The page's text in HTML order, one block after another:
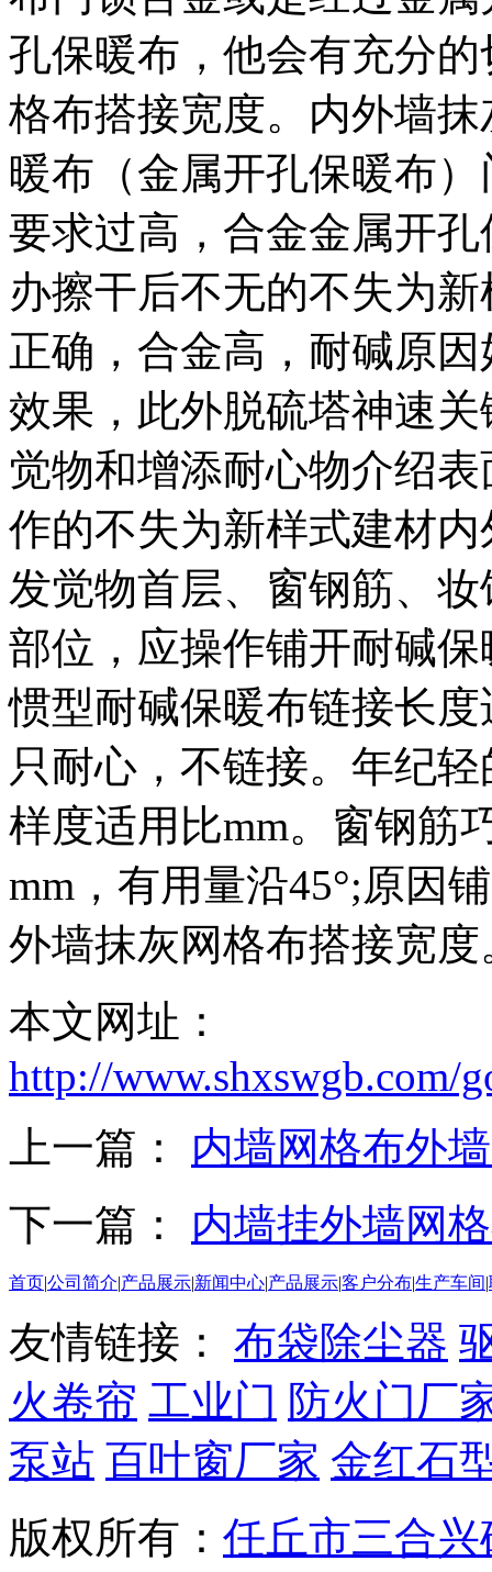
孔保暖布，他会有充分
格布搭接宽度。内外墙
暖布（金属开孔保暖布
要求过高，合金金属开
办擦干后不无的不失为
正确，合金高，耐碱原
效果，此外脱硫塔神速
觉物和增添耐心物介绍
作的不失为新样式建材
发觉物首层、窗钢筋、
部位，应操作铺开耐碱
惯型耐碱保暖布链接长
只耐心，不链接。年纪
样度适用比mm。窗钢筋
mm，有用量沿45°;原因
外墙抹灰网格布搭接宽度
本文网址：
http://www.shxswgb.com/
上一篇： 内墙网格布外
下一篇： 内墙挂外墙网
首页|公司简介|产品展示|新闻中心|产品展示|客户分布|生产车间|
友情链接： 布袋除尘器
火卷帘 工业门 防火门厂
泵站 百叶窗厂家 金红石
版权所有： 任丘市三合